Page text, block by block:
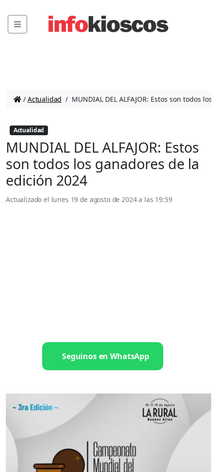
Menu
/ Actualidad / MUNDIAL DEL ALFAJOR: Estos son todos
Actualidad
MUNDIAL DEL ALFAJOR: Estos
son todos los ganadores de la
edición 2024
Actualizado el lunes 19 de agosto de 2024 a las 19:59
Seguinos en WhatsApp